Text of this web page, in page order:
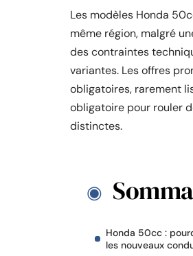
Les modèles Honda
même région, malgré
des contraintes
variantes. Les offres
obligatoires, rarement
obligatoire pour rouler
distinctes.
Honda 50cc :
les nouveaux